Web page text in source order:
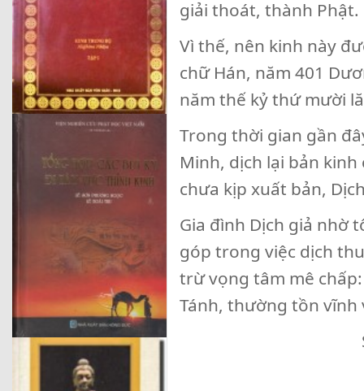
giải thoát, thành Phật.
Vì thế, nên kinh này
chữ Hán, năm 401
năm thế kỷ thứ mười
Trong thời gian gần
Minh, dịch lại bản
chưa kịp xuất bản,
Gia đình Dịch giả nhờ
góp trong việc dịch
trừ vọng tâm mê chấp:
Tánh, thường tồn vĩnh